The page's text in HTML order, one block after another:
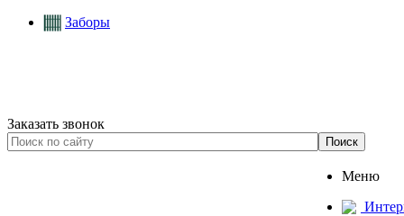
Заборы
Заказать звонок
Меню